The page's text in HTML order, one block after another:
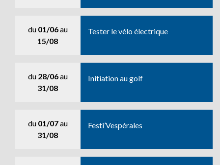
du 01/06au
15/08
Tester le vélo électrique
du 28/06au
31/08
Initiation au golf
du 01/07au
31/08
Festi’Vespérales